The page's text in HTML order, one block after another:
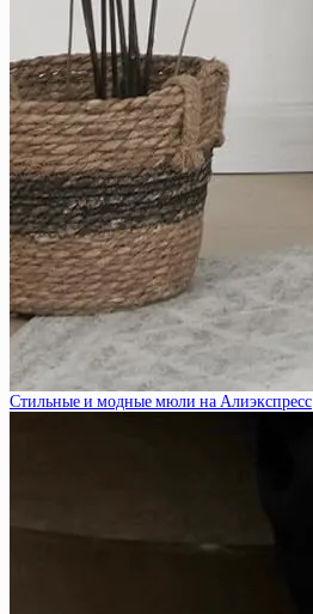
Стильные и модные мюли на Алиэкспресс